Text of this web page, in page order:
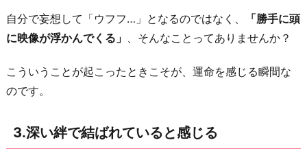
い
ら
る
い
自分で妄想して「ウフフ…」となるのではなく、
「勝手に頭
に映像が浮かんでくる」
、そんなことってありませんか？
こういうことが起こったときこそが、運命を感じる瞬間な
のです。
3.深い絆で結ばれていると感じる